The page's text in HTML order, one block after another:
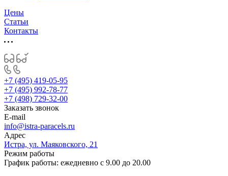
Цены
Статьи
Контакты
+7 (495) 419-05-95
+7 (495) 992-78-77
+7 (498) 729-32-00
Заказать звонок
E-mail
info@istra-paracels.ru
Адрес
Истра, ул. Маяковского, 21
Режим работы
График работы: ежедневно с 9.00 до 20.00